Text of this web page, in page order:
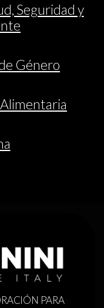
Seguridad y
Género
PARA